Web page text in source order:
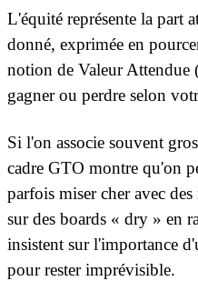
L'équité représente la part
donné, exprimée en
notion de Valeur
gagner ou perdre selon
Si l'on associe souvent
cadre GTO montre
parfois miser cher avec
sur des boards « dry » en
insistent sur l'importance
pour rester imprévisible.